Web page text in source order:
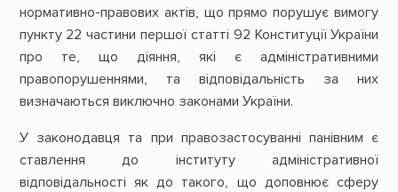
нормативно-правових актів, що прямо порушує вимогу
пункту 22 частини першої статті 92 Конституції України
про те, що діяння, які є адміністративними
правопорушеннями, та відповідальність за них
визначаються виключно законами України.
У законодавця та при правозастосуванні панівним є
ставлення до інституту адміністративної
відповідальності як до такого, що доповнює сферу